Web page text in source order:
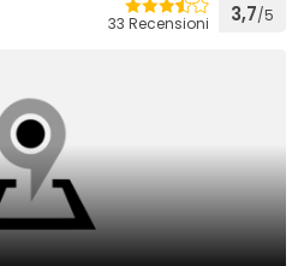
33 Recensioni 3,7/5